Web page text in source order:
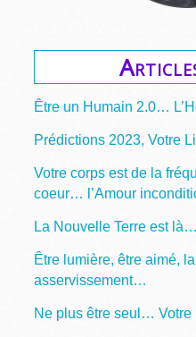
Être un Humain 2.0…
Prédictions 2023, Votre
Votre corps est de la
coeur… l’Amour
La Nouvelle Terre est
Être lumière, être aimé,
asservissement…
Ne plus être seul…